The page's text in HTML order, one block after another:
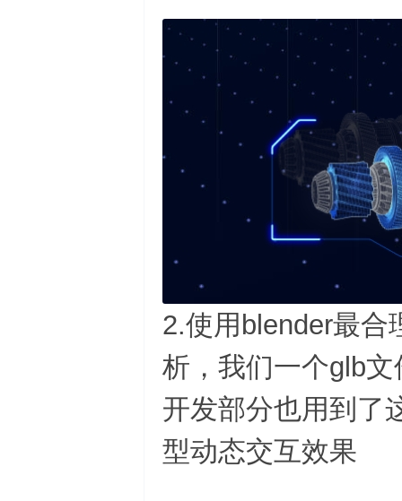
2.使用blender最合
析，我们一个glb
开发部分也用到了
型动态交互效果